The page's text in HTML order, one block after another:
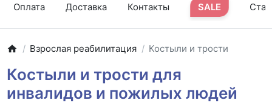
Оплата Доставка Контакты SALE
Взрослая реабилитация Костыли и трости
Костыли и трости для
инвалидов и пожилых людей